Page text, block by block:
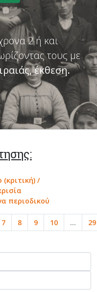
2 ή και
τους με
έκθεση.
(κριτική) /
περιοδικού
7 8 9 10 ... 29